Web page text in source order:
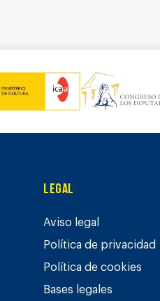
Legal
Aviso legal
Política de privacidad
Política de cookies
Bases legales